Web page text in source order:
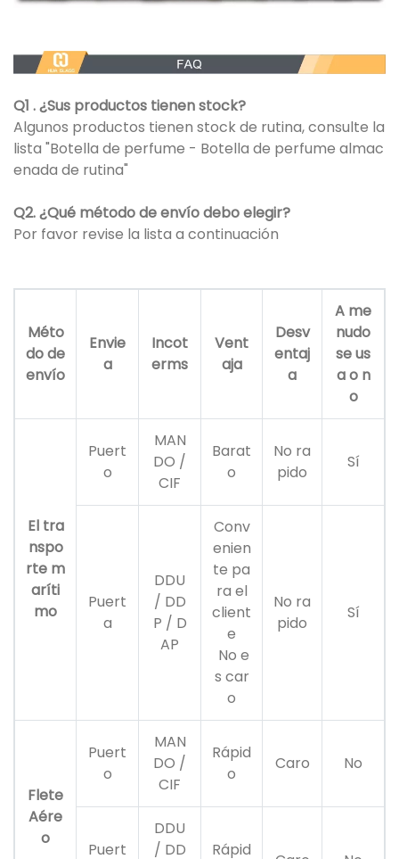
Q1 . ¿Sus productos tienen stock?
Algunos productos tienen stock de rutina, consulte la
lista "Botella de perfume - Botella de perfume almac
enada de rutina"
Q2. ¿Qué método de envío debo elegir?
Por favor revise la lista a continuación
Méto
do de
envío
Envie
a
Incot
erms
Vent
aja
Desv
entaj
a
A me
nudo
se us
a o n
o
El tra
nspo
rte m
aríti
mo
Puert
o
MAN
DO /
CIF
Barat
o
No ra
pido
Sí
Puert
a
DDU
/ DD
P / D
AP
Conv
enien
te pa
ra el
client
e
No e
s car
o
No ra
pido
Sí
Flete
Aére
o
Puert
o
MAN
DO /
CIF
Rápid
o
Caro No
Puert
DDU
/ DD
Rápid